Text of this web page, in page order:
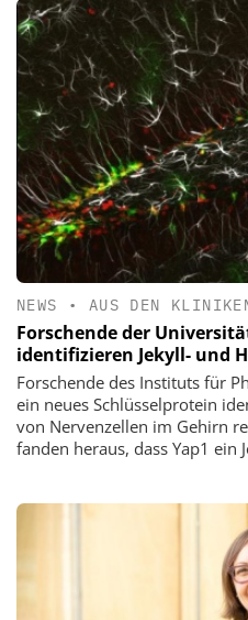
NEWS • AUS DEN
Forschende der
identifizieren Jekyll- und
Forschende des Instituts für
ein neues Schlüsselprotein
von Nervenzellen im Gehirn
fanden heraus, dass Yap1 ein